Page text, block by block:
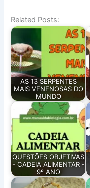
Related Posts:
AS 13 SERPENTES
MAIS VENENOSAS DO
MUNDO
QUESTÕES OBJETIVAS
- CADEIA ALIMENTAR -
9º ANO